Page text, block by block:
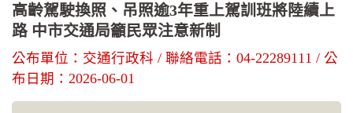
高齡駕駛換照、吊照逾3年重上駕訓班將陸續上
路 中市交通局籲民眾注意新制
公布單位：交通行政科 / 聯絡電話：04-22289111 / 公
布日期：2026-06-01